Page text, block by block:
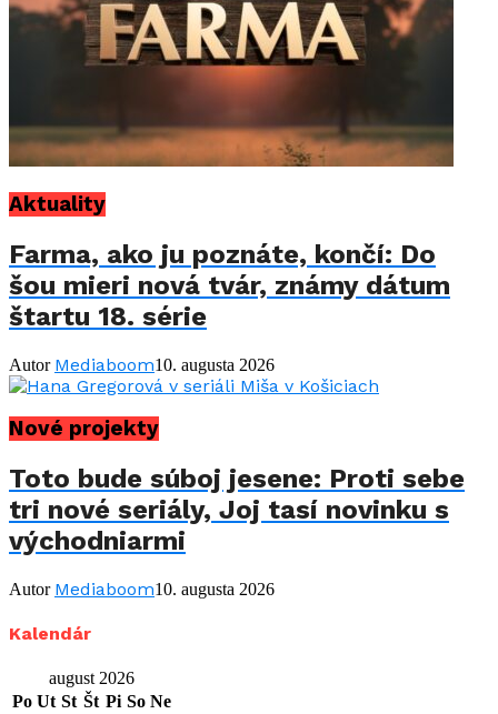
Aktuality
Farma, ako ju poznáte, končí: Do
šou mieri nová tvár, známy dátum
štartu 18. série
Autor Mediaboom10. augusta 2026
Nové projekty
Toto bude súboj jesene: Proti sebe
tri nové seriály, Joj tasí novinku s
východniarmi
Autor Mediaboom10. augusta 2026
Kalendár
august 2026
Po Ut St Št Pi So Ne